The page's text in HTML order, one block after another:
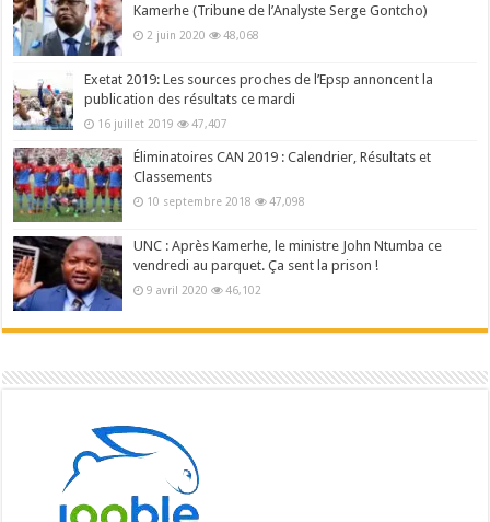
Kamerhe (Tribune de l’Analyste Serge Gontcho)
2 juin 2020 48,068
Exetat 2019: Les sources proches de l’Epsp annoncent la
publication des résultats ce mardi
16 juillet 2019 47,407
Éliminatoires CAN 2019 : Calendrier, Résultats et
Classements
10 septembre 2018 47,098
UNC : Après Kamerhe, le ministre John Ntumba ce
vendredi au parquet. Ça sent la prison !
9 avril 2020 46,102